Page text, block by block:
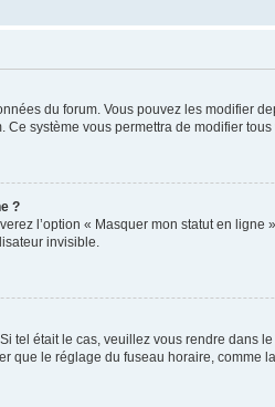
du forum. Vous pouvez les modifier
système vous permettra de modifier
?
l’option « Masquer mon statut en
invisible.
tel était le cas, veuillez vous rendre dans
le réglage du fuseau horaire, comme